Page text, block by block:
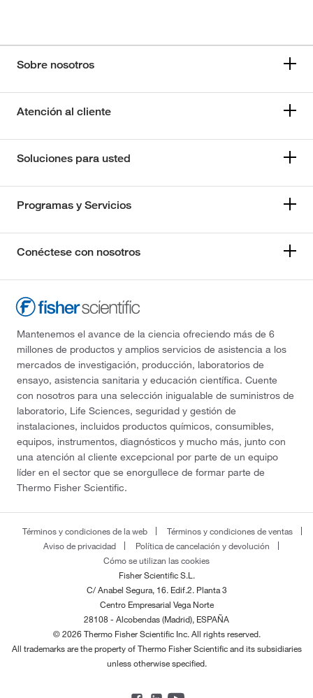
Sobre nosotros
Atención al cliente
Soluciones para usted
Programas y Servicios
Conéctese con nosotros
Mantenemos el avance de la ciencia ofreciendo más de 6
millones de productos y amplios servicios de asistencia a los
mercados de investigación, producción, laboratorios de
ensayo, asistencia sanitaria y educación científica. Cuente
con nosotros para una selección inigualable de suministros de
laboratorio, Life Sciences, seguridad y gestión de
instalaciones, incluidos productos químicos, consumibles,
equipos, instrumentos, diagnósticos y mucho más, junto con
una atención al cliente excepcional por parte de un equipo
líder en el sector que se enorgullece de formar parte de
Thermo Fisher Scientific.
Términos y condiciones de la web
Términos y condiciones de ventas
Aviso de privacidad
Política de cancelación y devolución
Cómo se utilizan las cookies
Fisher Scientific S.L.
C/ Anabel Segura, 16. Edif.2. Planta 3
Centro Empresarial Vega Norte
28108 - Alcobendas (Madrid), ESPAÑA
© 2026 Thermo Fisher Scientific Inc. All rights reserved.
All trademarks are the property of Thermo Fisher Scientific and its subsidiaries
unless otherwise specified.